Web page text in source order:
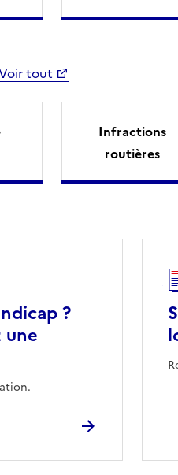
tout
Infractions
routières
?
une